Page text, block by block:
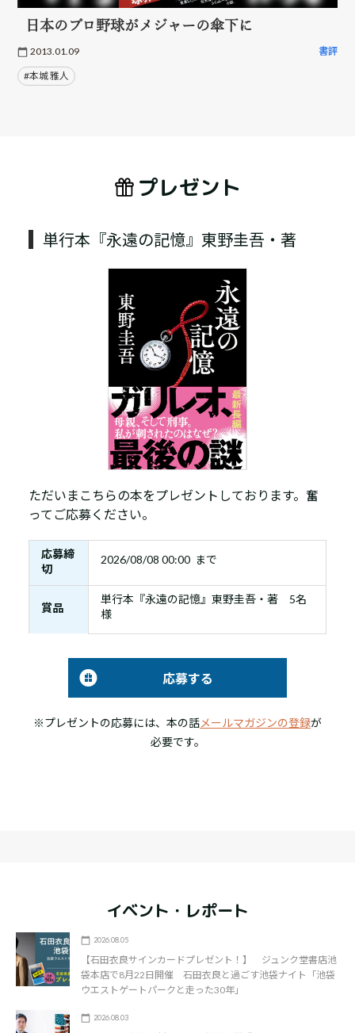
日本のプロ野球がメジャーの傘下に
2013.01.09 書評
#本城 雅人
プレゼント
単行本『永遠の記憶』東野圭吾・著
ただいまこちらの本をプレゼントしております。奮
ってご応募ください。
応募締
切
2026/08/08 00:00 まで
賞品
単行本『永遠の記憶』東野圭吾・著 5名
様
応募する
※プレゼントの応募には、本の話メールマガジンの登録が
必要です。
イベント・レポート
2026.08.05
【石田衣良サインカードプレゼント！】 ジュンク堂書店池
袋本店で8月22日開催 石田衣良と過ごす池袋ナイト「池袋
ウエストゲートパークと走った30年」
2026.08.03